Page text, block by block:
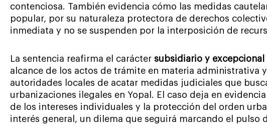
contenciosa. También evidencia cómo las medidas
popular, por su naturaleza protectora de derechos
inmediata y no se suspenden por la interposición de
La sentencia reafirma el carácter subsidiario y excepcional
alcance de los actos de trámite en materia administrativa
autoridades locales de acatar medidas judiciales que
urbanizaciones ilegales en Yopal. El caso deja en
de los intereses individuales y la protección del orden
interés general, un dilema que seguirá marcando el pulso